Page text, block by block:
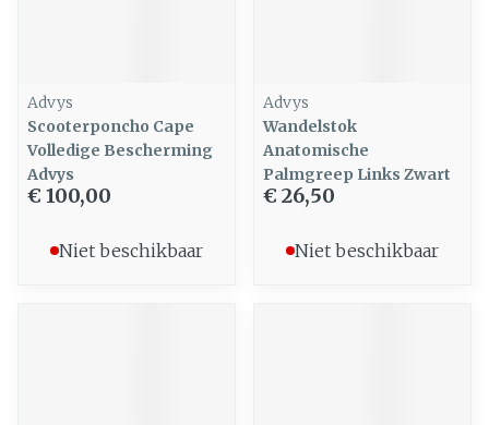
Advys
Scooterponcho Cape
Volledige Bescherming
Advys
€ 100,00
Niet beschikbaar
Advys
Wandelstok
Anatomische
Palmgreep Links Zwart
€ 26,50
Niet beschikbaar